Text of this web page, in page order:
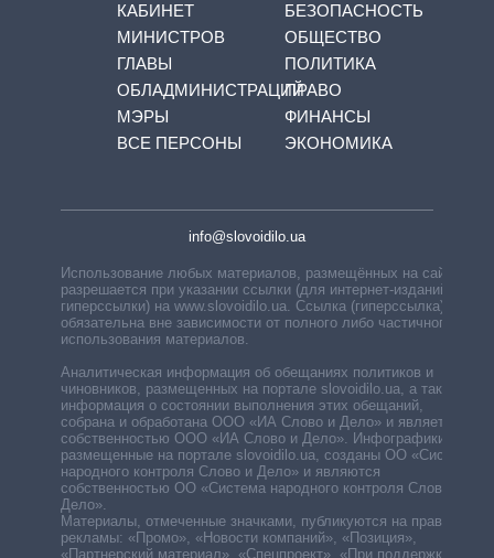
КАБИНЕТ
МИНИСТРОВ
ГЛАВЫ
ОБЛАДМИНИСТРАЦИЙ
МЭРЫ
ВСЕ ПЕРСОНЫ
БЕЗОПАСНОСТЬ
ОБЩЕСТВО
ПОЛИТИКА
ПРАВО
ФИНАНСЫ
ЭКОНОМИКА
info@slovoidilo.ua
Использование любых материалов, размещённых на сайте,
разрешается при указании ссылки (для интернет-изданий —
гиперссылки) на www.slovoidilo.ua. Ссылка (гиперссылка)
обязательна вне зависимости от полного либо частичного
использования материалов.
Аналитическая информация об обещаниях политиков и
чиновников, размещенных на портале slovoidilo.ua, а также
информация о состоянии выполнения этих обещаний,
собрана и обработана ООО «ИА Слово и Дело» и является
собственностью ООО «ИА Слово и Дело». Инфографики,
размещенные на портале slovoidilo.ua, созданы ОО «Система
народного контроля Слово и Дело» и являются
собственностью ОО «Система народного контроля Слово и
Дело».
Материалы, отмеченные значками, публикуются на правах
рекламы: «Промо», «Новости компаний», «Позиция»,
«Партнерский материал», «Спецпроект», «При поддержке».